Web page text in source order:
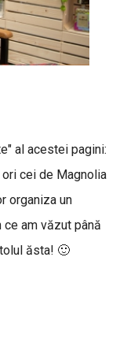
al acestei pagini:
cei de Magnolia
organiza un
ce am văzut până
ăsta! 🙂